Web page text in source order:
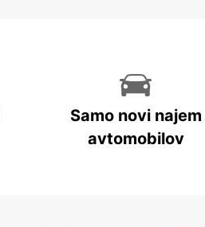
Samo novi najem
avtomobilov